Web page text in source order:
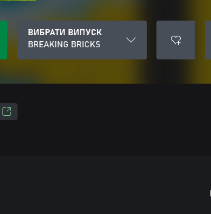
ВИБРАТИ ВИПУСК
BREAKING BRICKS